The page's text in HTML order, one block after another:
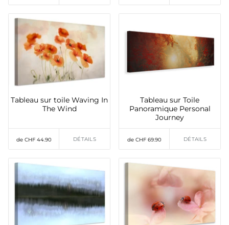
Tableau sur toile Waving In
The Wind
de CHF 44.90 DÉTAILS
Tableau sur Toile
Panoramique Personal
Journey
de CHF 69.90 DÉTAILS